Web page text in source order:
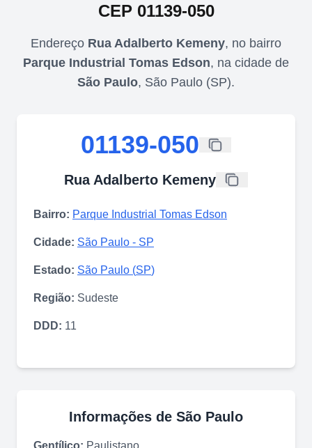
CEP 01139-050
Endereço Rua Adalberto Kemeny, no bairro
Parque Industrial Tomas Edson, na cidade de
São Paulo, São Paulo (SP).
01139-050
Rua Adalberto Kemeny
Bairro: Parque Industrial Tomas Edson
Cidade: São Paulo - SP
Estado: São Paulo (SP)
Região: Sudeste
DDD: 11
Informações de São Paulo
Gentílico: Paulistano